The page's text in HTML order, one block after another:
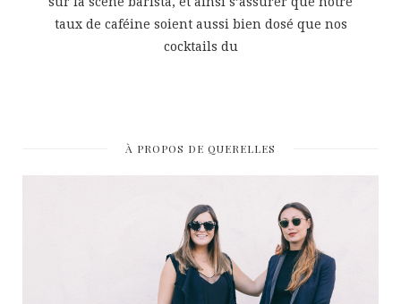
taux de caféine soient aussi bien dosé que nos
cocktails du
À PROPOS DE QUERELLES